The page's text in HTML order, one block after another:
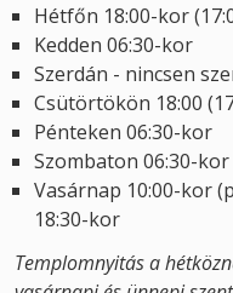
Hétfőn 18:00-kor
Kedden 06:30-kor
Szerdán - nincsen
Csütörtökön 18:00
Pénteken 06:30-kor
Szombaton 06:30-kor
Vasárnap 10:00-kor
18:30-kor
Templomnyitás a